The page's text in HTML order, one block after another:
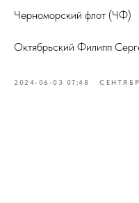
Черноморский флот (ЧФ)
Октябрьский Филипп
2024-06-03 07:48